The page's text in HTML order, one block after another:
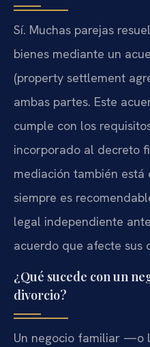
Sí. Muchas parejas
bienes mediante un
(property settlement
ambas partes. Este
cumple con los
incorporado al decreto
mediación también está
siempre es
legal independiente
acuerdo que afecte sus
¿Qué sucede con un
divorcio?
Un negocio familiar —o